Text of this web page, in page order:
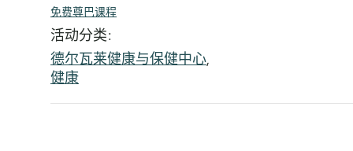
免费尊巴课程
活动分类:
德尔瓦莱健康与保健中心
健康